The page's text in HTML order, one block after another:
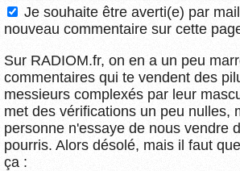
Je souhaite être averti(e) par
nouveau commentaire sur cette
Sur RADIOM.fr, on en a un peu
commentaires qui te vendent des
messieurs complexés par leur
met des vérifications un peu nulles,
personne n'essaye de nous vendre
pourris. Alors désolé, mais il faut
ça :